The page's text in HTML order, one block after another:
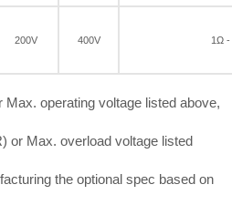
200V 400V 1Ω -
operating voltage listed above,
or Max. overload voltage listed
the optional spec based on